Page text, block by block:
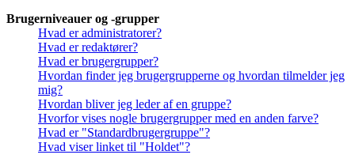
Brugerniveauer og -grupper
Hvad er administratorer?
Hvad er redaktører?
Hvad er brugergrupper?
Hvordan finder jeg brugergrupperne og hvordan tilmelder jeg
mig?
Hvordan bliver jeg leder af en gruppe?
Hvorfor vises nogle brugergrupper med en anden farve?
Hvad er "Standardbrugergruppe"?
Hvad viser linket til "Holdet"?